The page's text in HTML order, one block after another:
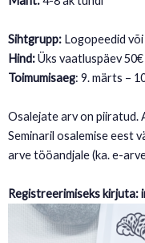
Sihtgrupp: Logopeedid
Hind:Üks vaatluspäev
Toimumisaeg: 9. märts –
Osalejate arv on piiratud.
Seminaril osalemise eest
arve tööandjale (ka. e-
Registreerimiseks kirjuta: